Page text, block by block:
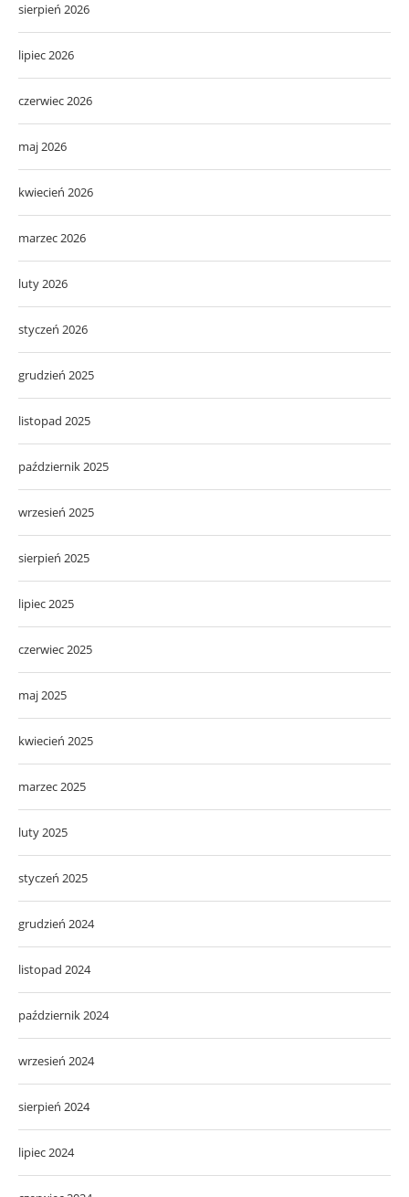
sierpień 2026
lipiec 2026
czerwiec 2026
maj 2026
kwiecień 2026
marzec 2026
luty 2026
styczeń 2026
grudzień 2025
listopad 2025
październik 2025
wrzesień 2025
sierpień 2025
lipiec 2025
czerwiec 2025
maj 2025
kwiecień 2025
marzec 2025
luty 2025
styczeń 2025
grudzień 2024
listopad 2024
październik 2024
wrzesień 2024
sierpień 2024
lipiec 2024